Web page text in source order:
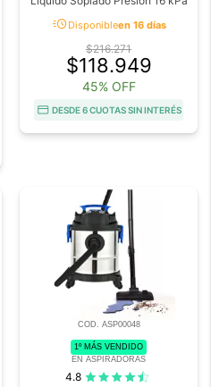
acuteDisponibleen 16 días
$216.271
$118.949
45% OFF
DESDE 6 CUOTAS SIN INTERÉS
COD. ASP00048
1º MÁS VENDIDO
EN ASPIRADORAS
4.8